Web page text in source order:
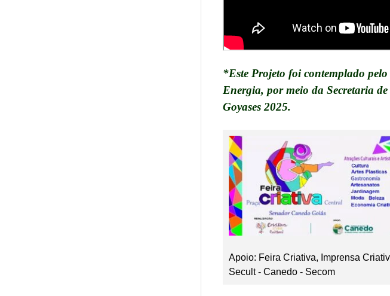
*Este Projeto foi contemplado
Energia, por meio da Secretaria
Goyases 2025.
Apoio: Feira Criativa, Imprensa
Secult - Canedo - Secom